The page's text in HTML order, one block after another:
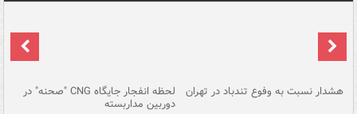
هشدار نسبت به وفوع تندباد در تهران لحظه انفجار جایگاه CNG "صحنه" در
دوربین مداربسته